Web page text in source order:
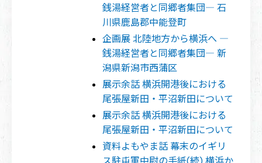
銭湯経営者と同郷者集団― 石
川県鹿島郡中能登町
企画展 北陸地方から横浜へ ―
銭湯経営者と同郷者集団― 新
潟県新潟市西蒲区
展示余話 横浜開港後における
尾張屋新田・平沼新田について
展示余話 横浜開港後における
尾張屋新田・平沼新田について
資料よもやま話 幕末のイギリ